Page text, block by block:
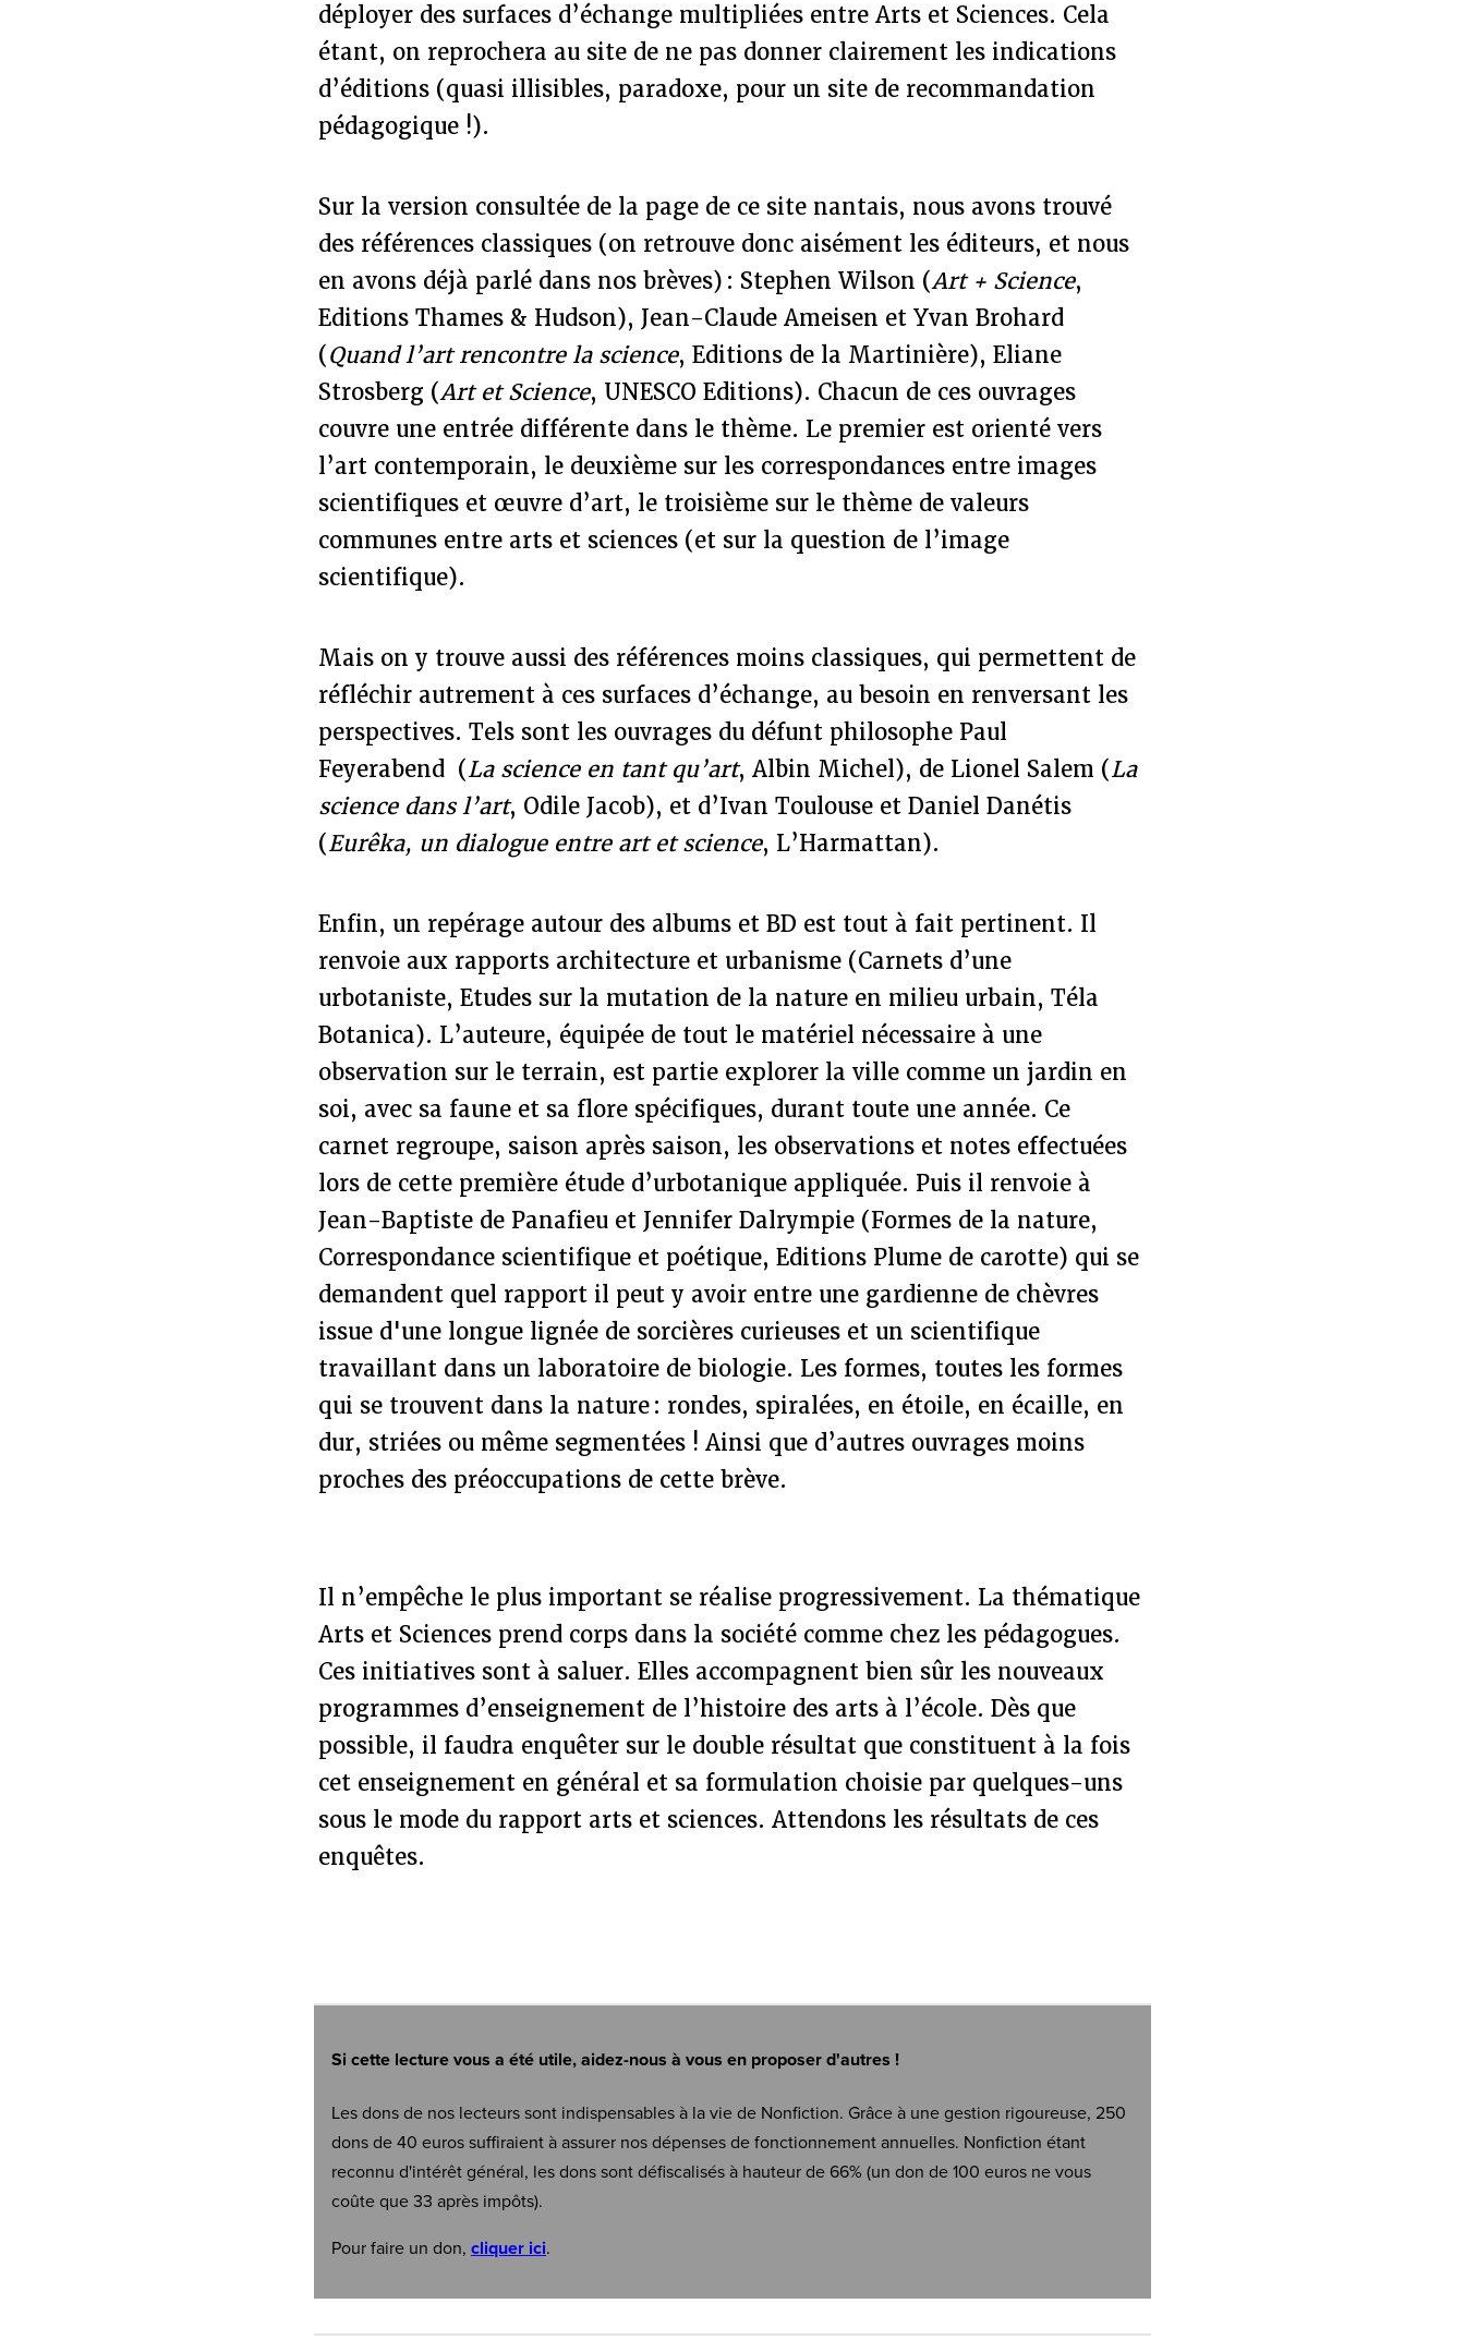
déployer des surfaces d’échange multipliées entre Arts et Sciences. Cela
étant, on reprochera au site de ne pas donner clairement les indications
d’éditions (quasi illisibles, paradoxe, pour un site de recommandation
pédagogique !).
Sur la version consultée de la page de ce site nantais, nous avons trouvé
des références classiques (on retrouve donc aisément les éditeurs, et nous
en avons déjà parlé dans nos brèves) : Stephen Wilson (Art + Science,
Editions Thames & Hudson), Jean-Claude Ameisen et Yvan Brohard
(Quand l’art rencontre la science, Editions de la Martinière), Eliane
Strosberg (Art et Science, UNESCO Editions). Chacun de ces ouvrages
couvre une entrée différente dans le thème. Le premier est orienté vers
l’art contemporain, le deuxième sur les correspondances entre images
scientifiques et œuvre d’art, le troisième sur le thème de valeurs
communes entre arts et sciences (et sur la question de l’image
scientifique).
Mais on y trouve aussi des références moins classiques, qui permettent de
réfléchir autrement à ces surfaces d’échange, au besoin en renversant les
perspectives. Tels sont les ouvrages du défunt philosophe Paul
Feyerabend (La science en tant qu’art, Albin Michel), de Lionel Salem (La
science dans l’art, Odile Jacob), et d’Ivan Toulouse et Daniel Danétis
(Eurêka, un dialogue entre art et science, L’Harmattan).
Enfin, un repérage autour des albums et BD est tout à fait pertinent. Il
renvoie aux rapports architecture et urbanisme (Carnets d’une
urbotaniste, Etudes sur la mutation de la nature en milieu urbain, Téla
Botanica). L’auteure, équipée de tout le matériel nécessaire à une
observation sur le terrain, est partie explorer la ville comme un jardin en
soi, avec sa faune et sa flore spécifiques, durant toute une année. Ce
carnet regroupe, saison après saison, les observations et notes effectuées
lors de cette première étude d’urbotanique appliquée. Puis il renvoie à
Jean-Baptiste de Panafieu et Jennifer Dalrympie (Formes de la nature,
Correspondance scientifique et poétique, Editions Plume de carotte) qui se
demandent quel rapport il peut y avoir entre une gardienne de chèvres
issue d'une longue lignée de sorcières curieuses et un scientifique
travaillant dans un laboratoire de biologie. Les formes, toutes les formes
qui se trouvent dans la nature : rondes, spiralées, en étoile, en écaille, en
dur, striées ou même segmentées ! Ainsi que d’autres ouvrages moins
proches des préoccupations de cette brève.
Il n’empêche le plus important se réalise progressivement. La thématique
Arts et Sciences prend corps dans la société comme chez les pédagogues.
Ces initiatives sont à saluer. Elles accompagnent bien sûr les nouveaux
programmes d’enseignement de l’histoire des arts à l’école. Dès que
possible, il faudra enquêter sur le double résultat que constituent à la fois
cet enseignement en général et sa formulation choisie par quelques-uns
sous le mode du rapport arts et sciences. Attendons les résultats de ces
enquêtes.
Si cette lecture vous a été utile, aidez-nous à vous en proposer d'autres !
Les dons de nos lecteurs sont indispensables à la vie de Nonfiction. Grâce à une gestion rigoureuse, 250
dons de 40 euros suffiraient à assurer nos dépenses de fonctionnement annuelles. Nonfiction étant
reconnu d'intérêt général, les dons sont défiscalisés à hauteur de 66% (un don de 100 euros ne vous
coûte que 33 après impôts).
Pour faire un don, cliquer ici.